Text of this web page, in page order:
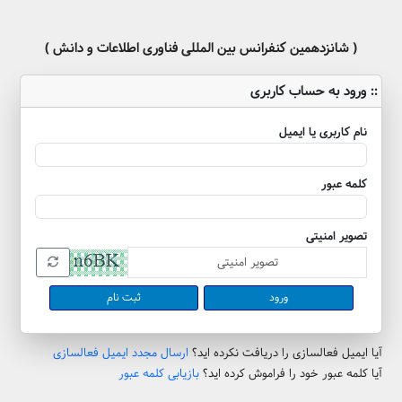
( شانزدهمین کنفرانس بین المللی فناوری اطلاعات و دانش )
:: ورود به حساب کاربری
نام کاربری یا ایمیل
کلمه عبور
تصویر امنیتی
ثبت نام
آیا ایمیل فعالسازی را دریافت نکرده اید؟ ارسال مجدد ایمیل فعالسازی
آیا کلمه عبور خود را فراموش کرده اید؟ بازیابی کلمه عبور